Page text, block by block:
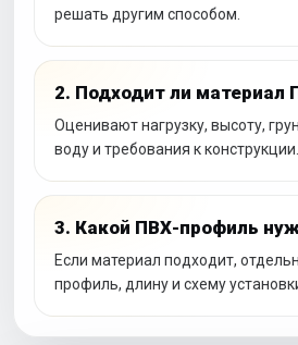
решать другим способом.
2. Подходит ли материал
Оценивают нагрузку, высоту,
воду и требования к конструкции.
3. Какой ПВХ-профиль
Если материал подходит,
профиль, длину и схему